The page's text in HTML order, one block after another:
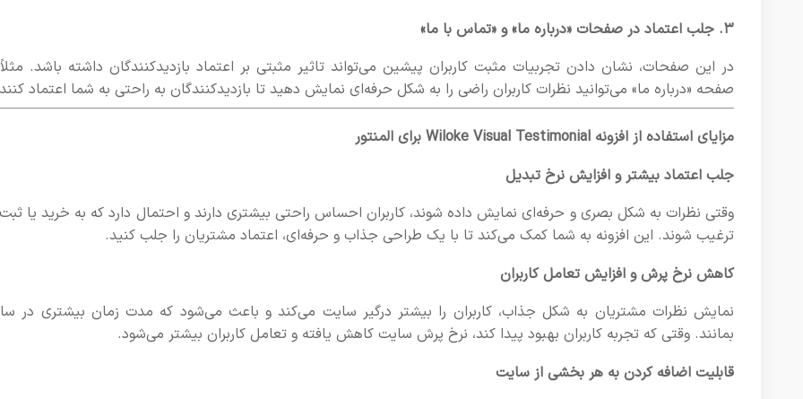
۳. جلب اعتماد در صفحات «درباره ما» و «تماس با ما»
در این صفحات، نشان دادن تجربیات مثبت کاربران پیشین می‌تواند تاثیر مثبتی بر اعتماد بازدیدکنندگان داشته باشد.
صفحه «درباره ما» می‌توانید نظرات کاربران راضی را به شکل حرفه‌ای نمایش دهید تا بازدیدکنندگان به راحتی به شما اعتماد
مزایای استفاده از افزونه Wiloke Visual Testimonial برای المنتور
جلب اعتماد بیشتر و افزایش نرخ تبدیل
وقتی نظرات به شکل بصری و حرفه‌ای نمایش داده شوند، کاربران احساس راحتی بیشتری دارند و احتمال دارد که به خرید یا
ترغیب شوند. این افزونه به شما کمک می‌کند تا با یک طراحی جذاب و حرفه‌ای، اعتماد مشتریان را جلب کنید.
کاهش نرخ پرش و افزایش تعامل کاربران
نمایش نظرات مشتریان به شکل جذاب، کاربران را بیشتر درگیر سایت می‌کند و باعث می‌شود که مدت زمان بیشتری در
بمانند. وقتی که تجربه کاربران بهبود پیدا کند، نرخ پرش سایت کاهش یافته و تعامل کاربران بیشتر می‌شود.
قابلیت اضافه کردن به هر بخشی از سایت